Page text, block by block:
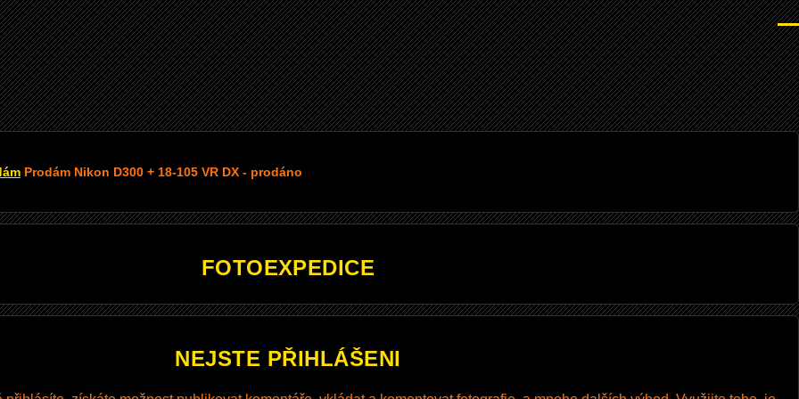
Prodám Nikon D300 + 18-105 VR DX - prodáno
FOTOEXPEDICE
NEJSTE PŘIHLÁŠENI